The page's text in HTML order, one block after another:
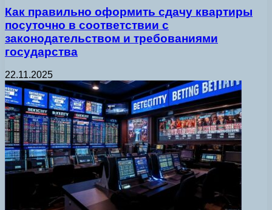
Как правильно оформить сдачу квартиры
посуточно в соответствии с
законодательством и требованиями
государства
22.11.2025